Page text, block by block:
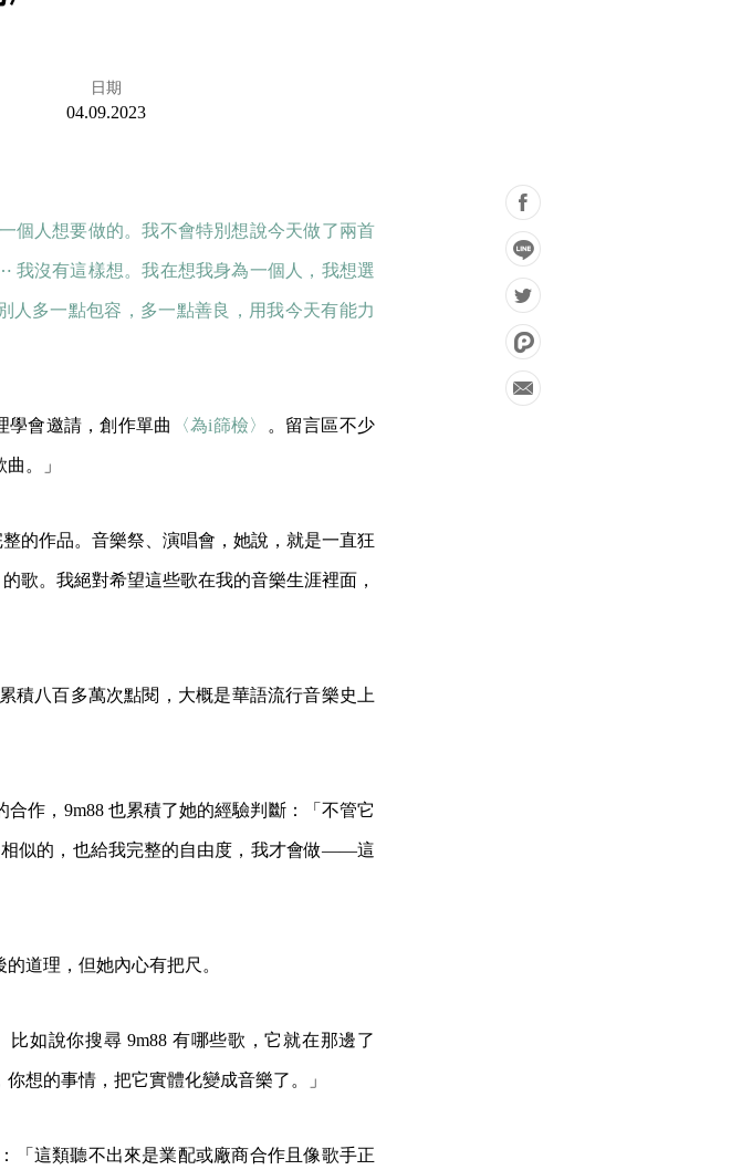
日期
04.09.2023
個人想要做的。我不會特別想說今天做了兩首
沒有這樣想。我在想我身為一個人，我想選
人多一點包容，多一點善良，用我今天有能力
學會邀請，創作單曲 〈為i篩檢〉 。留言區不少
。」
的作品。音樂祭、演唱會，她說，就是一直狂
歌。我絕對希望這些歌在我的音樂生涯裡面，
積八百多萬次點閱，大概是華語流行音樂史上
作，9m88 也累積了她的經驗判斷：「不管它
相似的，也給我完整的自由度，我才會做——這
道理，但她內心有把尺。
比如說你搜尋 9m88 有哪些歌，它就在那邊了
想的事情，把它實體化變成音樂了。」
「這類聽不出來是業配或廠商合作且像歌手正